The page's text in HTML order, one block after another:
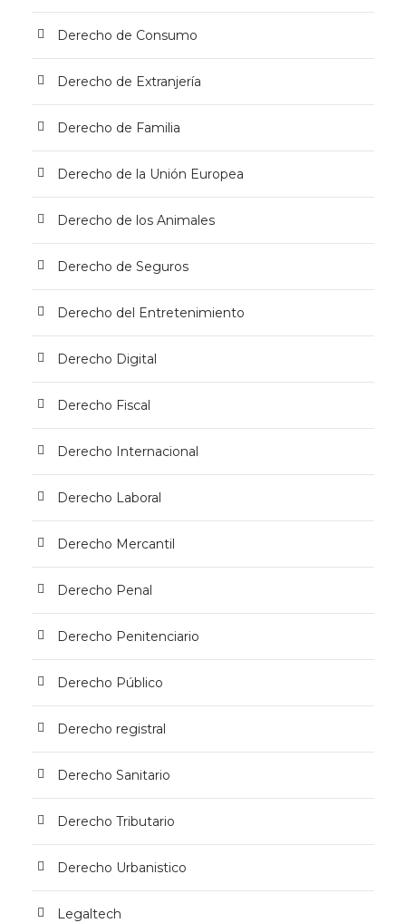
Derecho de Consumo
Derecho de Extranjería
Derecho de Familia
Derecho de la Unión Europea
Derecho de los Animales
Derecho de Seguros
Derecho del Entretenimiento
Derecho Digital
Derecho Fiscal
Derecho Internacional
Derecho Laboral
Derecho Mercantil
Derecho Penal
Derecho Penitenciario
Derecho Público
Derecho registral
Derecho Sanitario
Derecho Tributario
Derecho Urbanistico
Legaltech